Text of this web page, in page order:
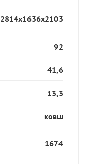
2814x1636x2103
92
41,6
13,3
ковш
1674